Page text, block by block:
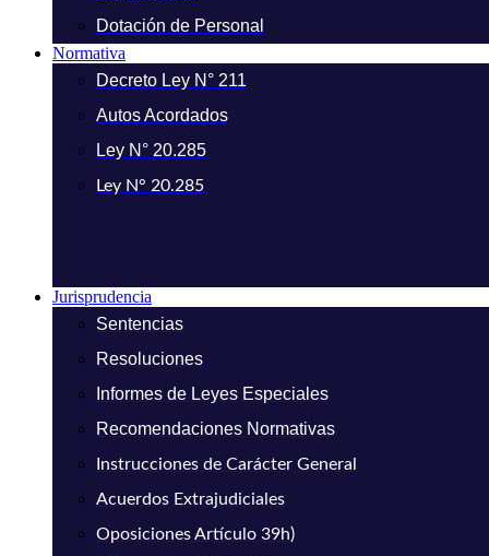
Dotación de Personal
Normativa
Decreto Ley N° 211
Autos Acordados
Ley N° 20.285
Ley N° 20.285
Jurisprudencia
Sentencias
Resoluciones
Informes de Leyes Especiales
Recomendaciones Normativas
Instrucciones de Carácter General
Acuerdos Extrajudiciales
Oposiciones Artículo 39h)